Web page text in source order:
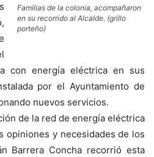
Familias de la colonia, acompañaron
en su recorrido al Alcalde. (grillo
porteño)
con energía eléctrica en sus
por el Ayuntamiento de
nuevos servicios.
de la red de energía eléctrica
opiniones y necesidades de los
Barrera Concha recorrió esta